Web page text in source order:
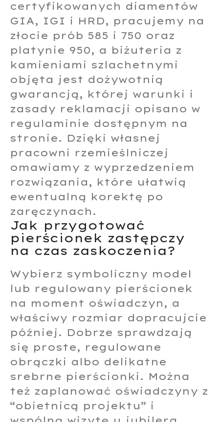
certyfikowanych diamentów
GIA, IGI i HRD, pracujemy na
złocie prób 585 i 750 oraz
platynie 950, a biżuteria z
kamieniami szlachetnymi
objęta jest dożywotnią
gwarancją, której warunki i
zasady reklamacji opisano w
regulaminie dostępnym na
stronie. Dzięki własnej
pracowni rzemieślniczej
omawiamy z wyprzedzeniem
rozwiązania, które ułatwią
ewentualną korektę po
zaręczynach.
Jak przygotować
pierścionek zastępczy
na czas zaskoczenia?
Wybierz symboliczny model
lub regulowany pierścionek
na moment oświadczyn, a
właściwy rozmiar dopracujcie
później. Dobrze sprawdzają
się proste, regulowane
obrączki albo delikatne
srebrne pierścionki. Można
też zaplanować oświadczyny z
“obietnicą projektu” i